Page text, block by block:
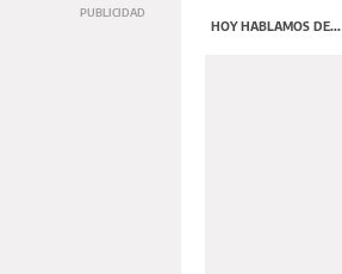
HOY HABLAMOS DE...